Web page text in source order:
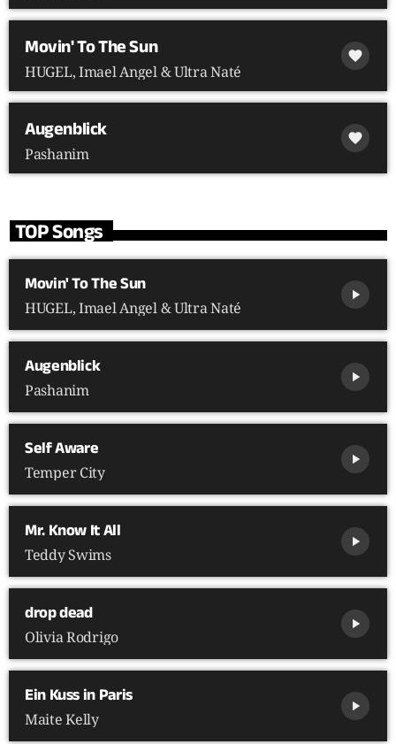
Movin' To The Sun
HUGEL, Imael Angel & Ultra Naté
favorite
Augenblick
Pashanim
favorite
TOP Songs
Movin' To The Sun
HUGEL, Imael Angel & Ultra Naté
play_arrow
Augenblick
Pashanim
play_arrow
Self Aware
Temper City
play_arrow
Mr. Know It All
Teddy Swims
play_arrow
drop dead
Olivia Rodrigo
play_arrow
Ein Kuss in Paris
Maite Kelly
play_arrow